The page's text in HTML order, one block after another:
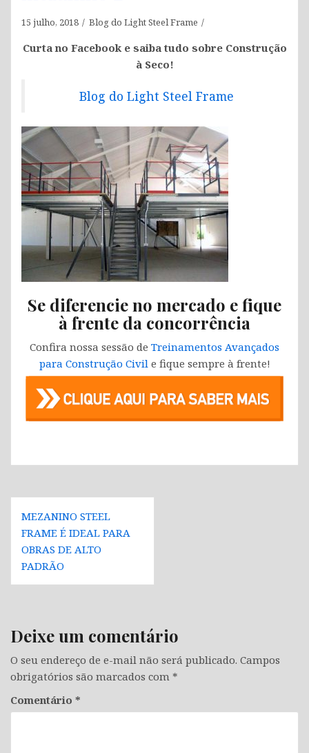
15 julho, 2018 Blog do Light Steel Frame
Curta no Facebook e saiba tudo sobre Construção
à Seco!
Blog do Light Steel Frame
Se diferencie no mercado e fique
à frente da concorrência
Confira nossa sessão de Treinamentos Avançados
para Construção Civile fique sempre à frente!
Navegação
de
Post
MEZANINO STEEL
FRAME É IDEAL PARA
OBRAS DE ALTO
PADRÃO
Deixe um comentário
O seu endereço de e-mail não será publicado. Campos
obrigatórios são marcados com *
Comentário *